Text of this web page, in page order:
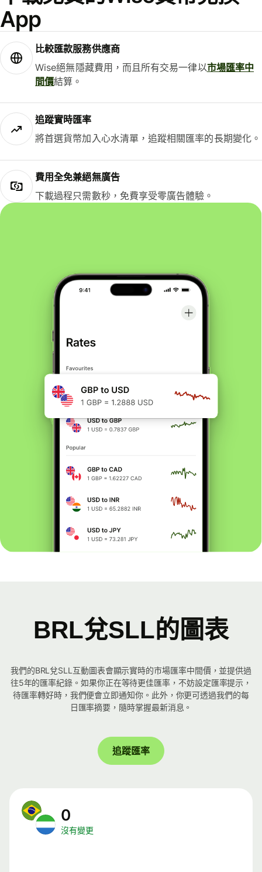
App
比較匯款服務供應商
Wise絕無隱藏費用，而且所有交易一律以市場匯率中
間價結算。
追蹤實時匯率
將首選貨幣加入心水清單，追蹤相關匯率的長期變化。
費用全免兼絕無廣告
下載過程只需數秒，免費享受零廣告體驗。
BRL兌SLL的圖表
我們的BRL兌SLL互動圖表會顯示實時的市場匯率中間價，並提供過
往5年的匯率紀錄。如果你正在等待更佳匯率，不妨設定匯率提示，
待匯率轉好時，我們便會立即通知你。此外，你更可透過我們的每
日匯率摘要，隨時掌握最新消息。
追蹤匯率
0
沒有變更